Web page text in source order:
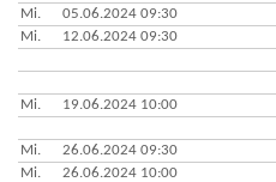
Mi.
05.06.2024 09:30
Mi.
12.06.2024 09:30
Mi.
19.06.2024 10:00
Mi.
26.06.2024 09:30
Mi.
26.06.2024 10:00